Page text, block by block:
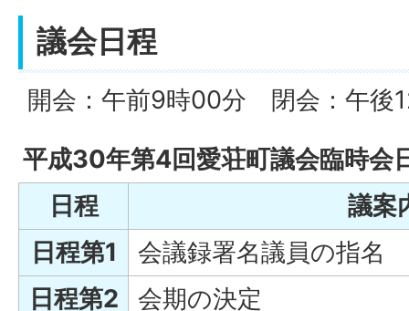
議会日程
開会：午前9時00分 閉会：午後
平成30年第4回愛荘町議会臨時会
日程
議案
日程第1
会議録署名議員の指名
日程第2
会期の決定